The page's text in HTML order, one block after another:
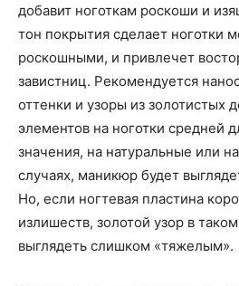
добавит ноготкам роскоши и
тон покрытия сделает ноготки
роскошными, и привлечет
завистниц. Рекомендуется
оттенки и узоры из золотистых
элементов на ноготки средней
значения, на натуральные или
случаях, маникюр будет
Но, если ногтевая пластина
излишеств, золотой узор в
выглядеть слишком «тяжелым».